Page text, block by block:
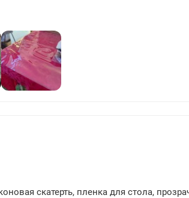
скатерть, пленка для стола,